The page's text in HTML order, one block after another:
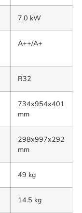
7.0 kW
A++/A+
R32
734x954x401
mm
298x997x292
mm
49 kg
14.5 kg